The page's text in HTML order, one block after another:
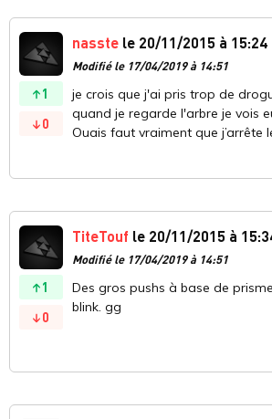
1
0
nasste le 20/11/2015 à 15:24
Modifié le 17/04/2019 à 14:51
je crois que j'ai pris trop de
quand je regarde l'arbre je vois
Ouais faut vraiment que j’arrête
1
0
TiteTouf le 20/11/2015 à
Modifié le 17/04/2019 à 14:51
Des gros pushs à base de
blink. gg